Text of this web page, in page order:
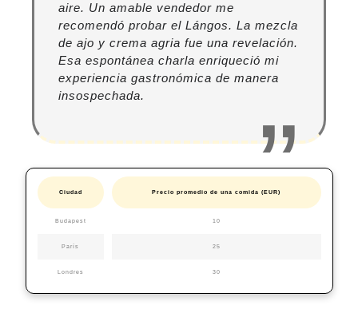
aire. Un amable vendedor me
recomendó probar el Lángos. La mezcla
de ajo y crema agria fue una revelación.
Esa espontánea charla enriqueció mi
experiencia gastronómica de manera
insospechada.
Ciudad Precio promedio de una comida (EUR)
Budapest 10
París 25
Londres 30